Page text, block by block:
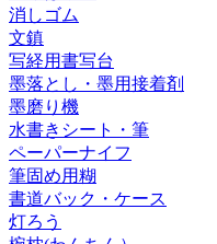
消しゴム
文鎮
写経用書写台
墨落とし・墨用接着剤
墨磨り機
水書きシート・筆
ペーパーナイフ
筆固め用糊
書道バック・ケース
灯ろう